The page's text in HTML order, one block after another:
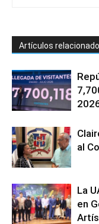
Artículos
al
La
en